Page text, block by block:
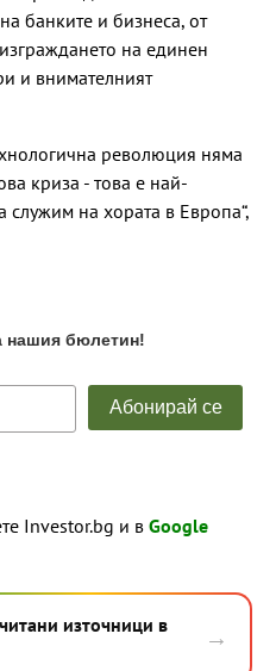
банките и бизнеса, от
на единен
и внимателният
революция няма
криза - това е най-
на хората в Европа“,
Investor.bg и в Google
източници в
→